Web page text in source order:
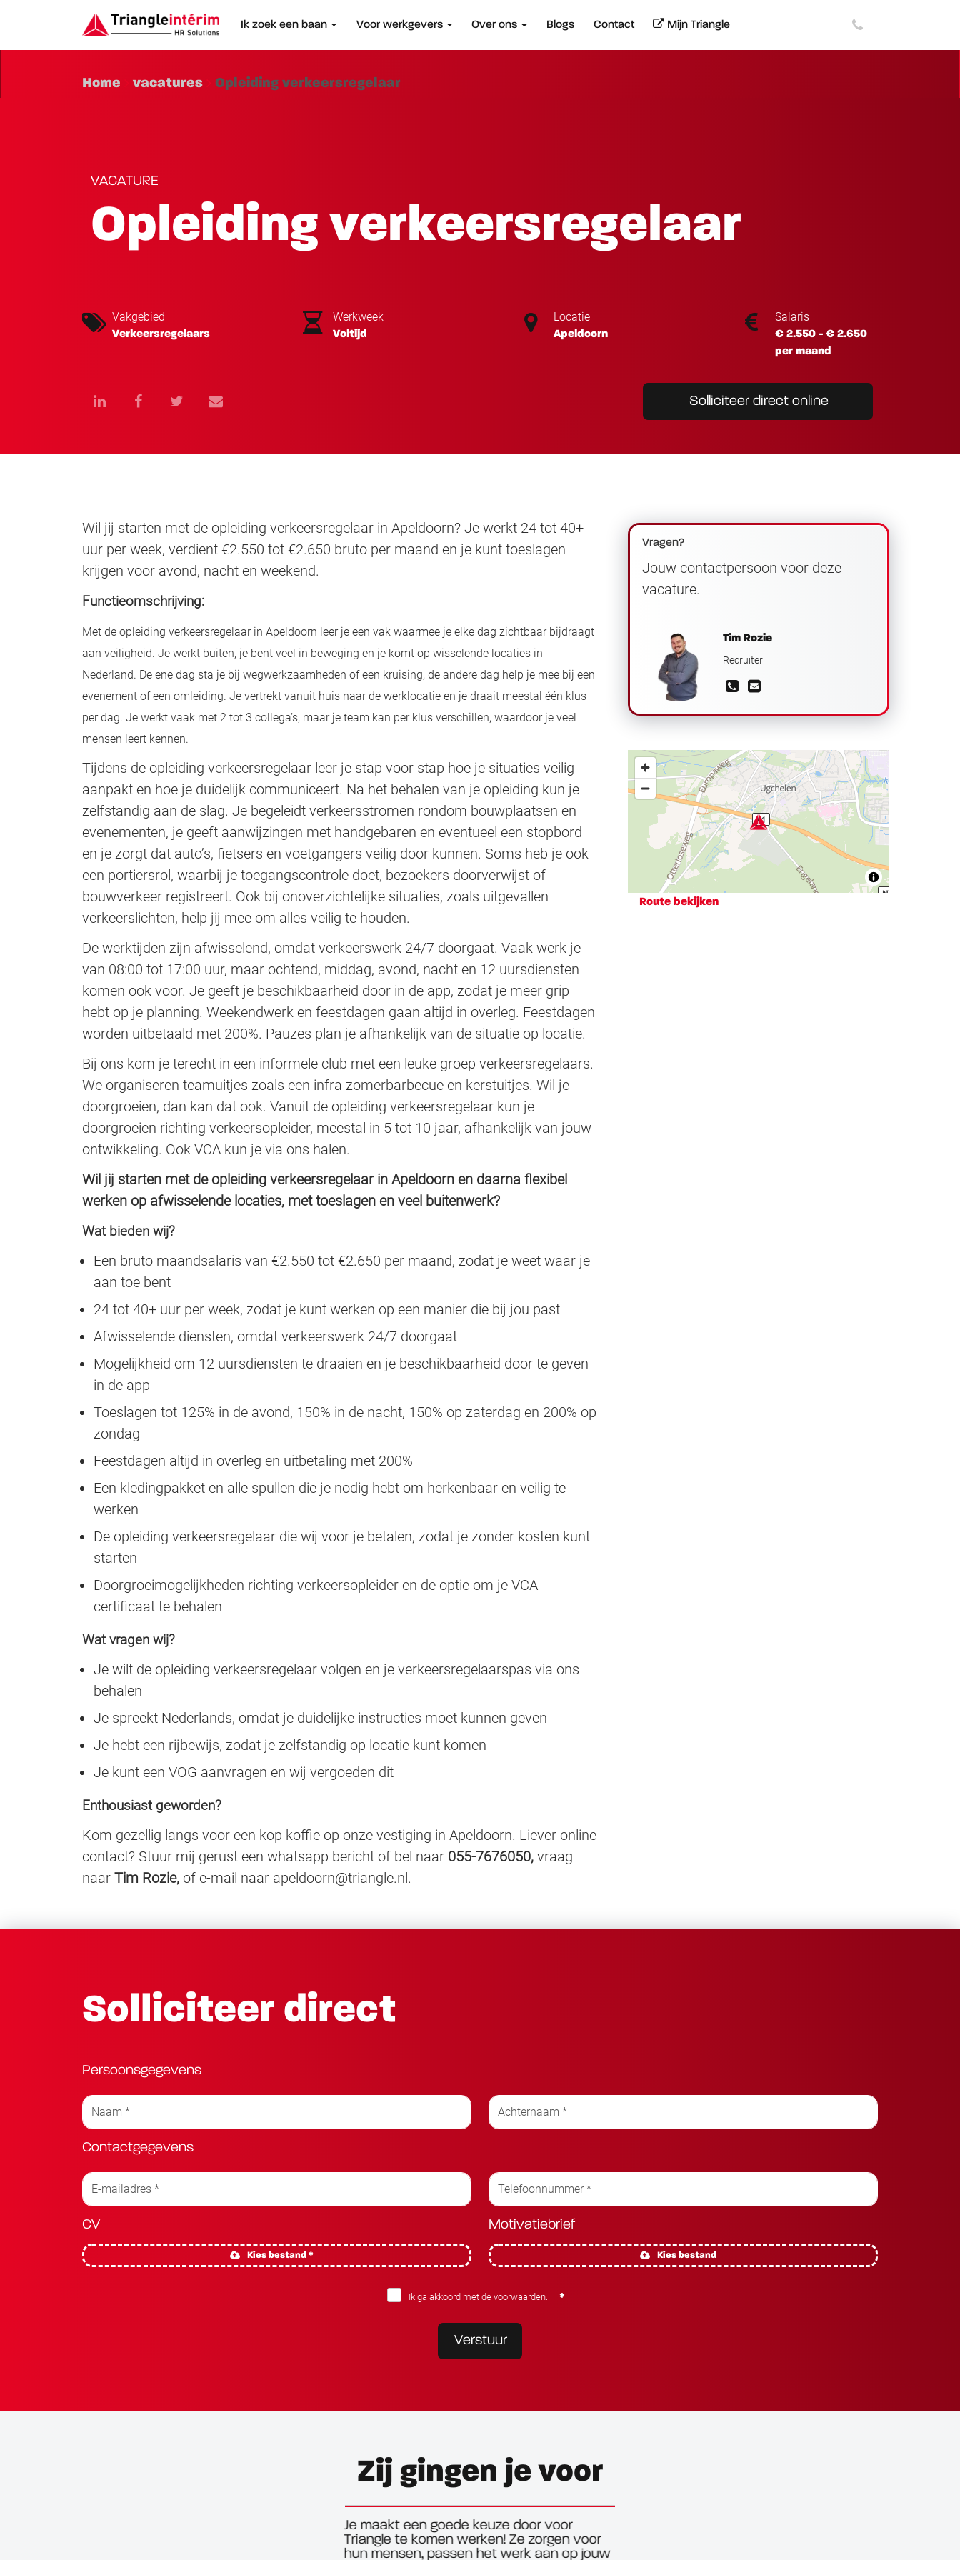
Ik zoek een baan Voor werkgevers Over ons Blogs Contact Mijn Triangle
Home vacatures Opleiding verkeersregelaar
VACATURE
Opleiding verkeersregelaar
Vakgebied
Verkeersregelaars
Werkweek
Voltijd
Locatie
Apeldoorn
Salaris
€ 2.550 - € 2.650
per maand
Solliciteer direct online
Wil jij starten met de opleiding verkeersregelaar in Apeldoorn? Je werkt 24 tot 40+
uur per week, verdient €2.550 tot €2.650 bruto per maand en je kunt toeslagen
krijgen voor avond, nacht en weekend.
Functieomschrijving:
Met de opleiding verkeersregelaar in Apeldoorn leer je een vak waarmee je elke dag zichtbaar bijdraagt
aan veiligheid. Je werkt buiten, je bent veel in beweging en je komt op wisselende locaties in
Nederland. De ene dag sta je bij wegwerkzaamheden of een kruising, de andere dag help je mee bij een
evenement of een omleiding. Je vertrekt vanuit huis naar de werklocatie en je draait meestal één klus
per dag. Je werkt vaak met 2 tot 3 collega’s, maar je team kan per klus verschillen, waardoor je veel
mensen leert kennen.
Tijdens de opleiding verkeersregelaar leer je stap voor stap hoe je situaties veilig
aanpakt en hoe je duidelijk communiceert. Na het behalen van je opleiding kun je
zelfstandig aan de slag. Je begeleidt verkeersstromen rondom bouwplaatsen en
evenementen, je geeft aanwijzingen met handgebaren en eventueel een stopbord
en je zorgt dat auto’s, fietsers en voetgangers veilig door kunnen. Soms heb je ook
een portiersrol, waarbij je toegangscontrole doet, bezoekers doorverwijst of
bouwverkeer registreert. Ook bij onoverzichtelijke situaties, zoals uitgevallen
verkeerslichten, help jij mee om alles veilig te houden.
De werktijden zijn afwisselend, omdat verkeerswerk 24/7 doorgaat. Vaak werk je
van 08:00 tot 17:00 uur, maar ochtend, middag, avond, nacht en 12 uursdiensten
komen ook voor. Je geeft je beschikbaarheid door in de app, zodat je meer grip
hebt op je planning. Weekendwerk en feestdagen gaan altijd in overleg. Feestdagen
worden uitbetaald met 200%. Pauzes plan je afhankelijk van de situatie op locatie.
Bij ons kom je terecht in een informele club met een leuke groep verkeersregelaars.
We organiseren teamuitjes zoals een infra zomerbarbecue en kerstuitjes. Wil je
doorgroeien, dan kan dat ook. Vanuit de opleiding verkeersregelaar kun je
doorgroeien richting verkeersopleider, meestal in 5 tot 10 jaar, afhankelijk van jouw
ontwikkeling. Ook VCA kun je via ons halen.
Wil jij starten met de opleiding verkeersregelaar in Apeldoorn en daarna flexibel
werken op afwisselende locaties, met toeslagen en veel buitenwerk?
Wat bieden wij?
Een bruto maandsalaris van €2.550 tot €2.650 per maand, zodat je weet waar je
aan toe bent
24 tot 40+ uur per week, zodat je kunt werken op een manier die bij jou past
Afwisselende diensten, omdat verkeerswerk 24/7 doorgaat
Mogelijkheid om 12 uursdiensten te draaien en je beschikbaarheid door te geven
in de app
Toeslagen tot 125% in de avond, 150% in de nacht, 150% op zaterdag en 200% op
zondag
Feestdagen altijd in overleg en uitbetaling met 200%
Een kledingpakket en alle spullen die je nodig hebt om herkenbaar en veilig te
werken
De opleiding verkeersregelaar die wij voor je betalen, zodat je zonder kosten kunt
starten
Doorgroeimogelijkheden richting verkeersopleider en de optie om je VCA
certificaat te behalen
Wat vragen wij?
Je wilt de opleiding verkeersregelaar volgen en je verkeersregelaarspas via ons
behalen
Je spreekt Nederlands, omdat je duidelijke instructies moet kunnen geven
Je hebt een rijbewijs, zodat je zelfstandig op locatie kunt komen
Je kunt een VOG aanvragen en wij vergoeden dit
Enthousiast geworden?
Kom gezellig langs voor een kop koffie op onze vestiging in Apeldoorn. Liever online
contact? Stuur mij gerust een whatsapp bericht of bel naar 055-7676050, vraag
naar Tim Rozie, of e-mail naar apeldoorn@triangle.nl.
Vragen?
Jouw contactpersoon voor deze
vacature.
Tim Rozie
Recruiter
Route bekijken
Solliciteer direct
Persoonsgegevens
Contactgegevens
CV
Kies bestand *
Motivatiebrief
Kies bestand
Ik ga akkoord met de voorwaarden
Verstuur
Zij gingen je voor
Je maakt een goede keuze door voor
Triangle te komen werken! Ze zorgen voor
hun mensen, passen het werk aan op jouw